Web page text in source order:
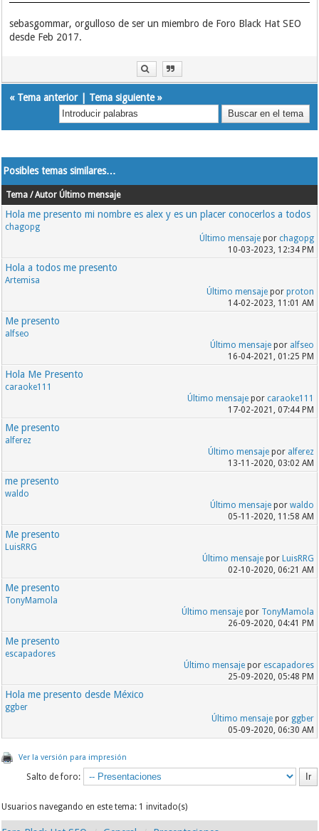
sebasgommar, orgulloso de ser un miembro de Foro Black Hat SEO
desde Feb 2017.
« Tema anterior| Tema siguiente»
Posibles temas similares…
Tema / Autor Último mensaje
Hola me presento mi nombre es alex y es un placer conocerlos a todos
chagopg
Último mensajepor chagopg
10-03-2023, 12:34 PM
Hola a todos me presento
Artemisa
Último mensajepor proton
14-02-2023, 11:01 AM
Me presento
alfseo
Último mensajepor alfseo
16-04-2021, 01:25 PM
Hola Me Presento
caraoke111
Último mensajepor caraoke111
17-02-2021, 07:44 PM
Me presento
alferez
Último mensajepor alferez
13-11-2020, 03:02 AM
me presento
waldo
Último mensajepor waldo
05-11-2020, 11:58 AM
Me presento
LuisRRG
Último mensajepor LuisRRG
02-10-2020, 06:21 AM
Me presento
TonyMamola
Último mensajepor TonyMamola
26-09-2020, 04:41 PM
Me presento
escapadores
Último mensajepor escapadores
25-09-2020, 05:48 PM
Hola me presento desde México
ggber
Último mensajepor ggber
05-09-2020, 06:30 AM
Ver la versión para impresión
Salto de foro:
Usuarios navegando en este tema: 1 invitado(s)